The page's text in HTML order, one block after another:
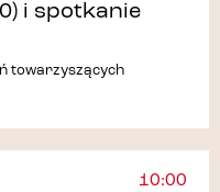
i spotkanie
towarzyszących
10:00